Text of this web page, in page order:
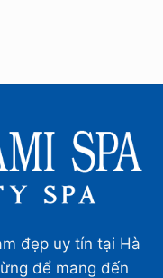
đẹp uy tín tại Hà
để mang đến